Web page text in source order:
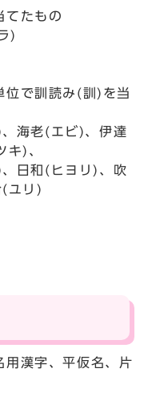
たもの
)
で訓読み(訓)を当
海老(エビ)、伊達
キ)、
日和(ヒヨリ)、吹
ユリ)
用漢字、平仮名、片